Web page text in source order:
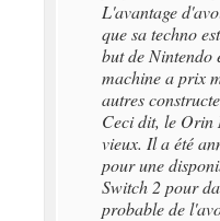
L'avantage
que sa techno
but de Nintendo
machine a prix
autres
Ceci dit, le Orin
vieux. Il a été
pour une
Switch 2 pour
probable de